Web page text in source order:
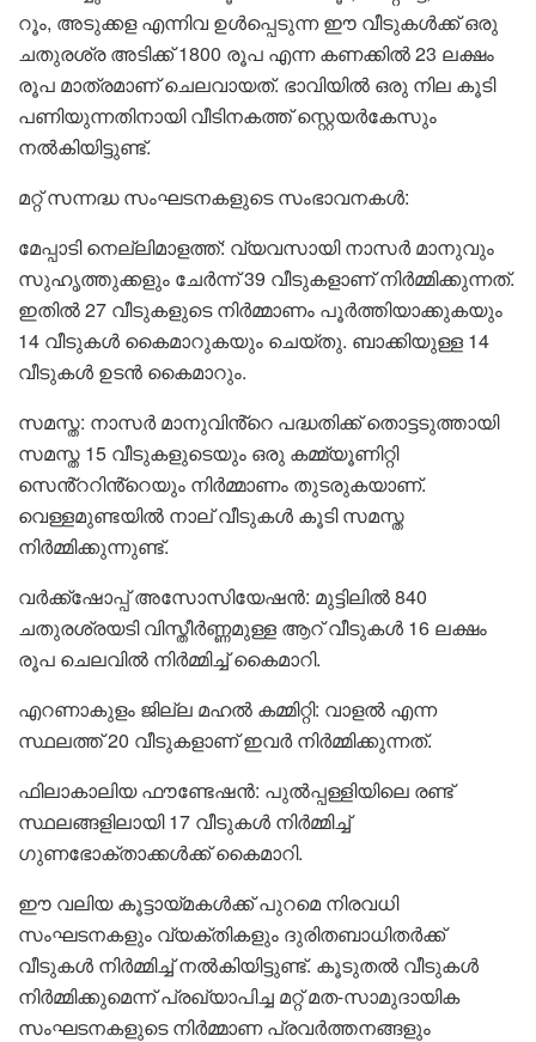
റൂം, അടുക്കള എന്നിവ ഉൾപ്പെടുന്ന ഈ വീടുകൾക്ക് ഒരു
ചതുരശ്ര അടിക്ക് 1800 രൂപ എന്ന കണക്കിൽ 23 ലക്ഷം
രൂപ മാത്രമാണ് ചെലവായത്. ഭാവിയിൽ ഒരു നില കൂടി
പണിയുന്നതിനായി വീടിനകത്ത് സ്റ്റെയർകേസും
നൽകിയിട്ടുണ്ട്.
മറ്റ് സന്നദ്ധ സംഘടനകളുടെ സംഭാവനകൾ:
മേപ്പാടി നെല്ലിമാളത്ത്: വ്യവസായി നാസർ മാനുവും
സുഹൃത്തുക്കളും ചേർന്ന് 39 വീടുകളാണ് നിർമ്മിക്കുന്നത്.
ഇതിൽ 27 വീടുകളുടെ നിർമ്മാണം പൂർത്തിയാക്കുകയും
14 വീടുകൾ കൈമാറുകയും ചെയ്തു. ബാക്കിയുള്ള 14
വീടുകൾ ഉടൻ കൈമാറും.
സമസ്ത: നാസർ മാനുവിൻ്റെ പദ്ധതിക്ക് തൊട്ടടുത്തായി
സമസ്ത 15 വീടുകളുടെയും ഒരു കമ്മ്യൂണിറ്റി
സെൻ്ററിൻ്റെയും നിർമ്മാണം തുടരുകയാണ്.
വെള്ളമുണ്ടയിൽ നാല് വീടുകൾ കൂടി സമസ്ത
നിർമ്മിക്കുന്നുണ്ട്.
വർക്ക്‌ഷോപ്പ് അസോസിയേഷൻ: മുട്ടിലിൽ 840
ചതുരശ്രയടി വിസ്തീർണ്ണമുള്ള ആറ് വീടുകൾ 16 ലക്ഷം
രൂപ ചെലവിൽ നിർമ്മിച്ച് കൈമാറി.
എറണാകുളം ജില്ല മഹൽ കമ്മിറ്റി: വാളൽ എന്ന
സ്ഥലത്ത് 20 വീടുകളാണ് ഇവർ നിർമ്മിക്കുന്നത്.
ഫിലാകാലിയ ഫൗണ്ടേഷൻ: പുൽപ്പള്ളിയിലെ രണ്ട്
സ്ഥലങ്ങളിലായി 17 വീടുകൾ നിർമ്മിച്ച്
ഗുണഭോക്താക്കൾക്ക് കൈമാറി.
ഈ വലിയ കൂട്ടായ്മകൾക്ക് പുറമെ നിരവധി
സംഘടനകളും വ്യക്തികളും ദുരിതബാധിതർക്ക്
വീടുകൾ നിർമ്മിച്ച് നൽകിയിട്ടുണ്ട്. കൂടുതൽ വീടുകൾ
നിർമ്മിക്കുമെന്ന് പ്രഖ്യാപിച്ച മറ്റ് മത-സാമുദായിക
സംഘടനകളുടെ നിർമ്മാണ പ്രവർത്തനങ്ങളും